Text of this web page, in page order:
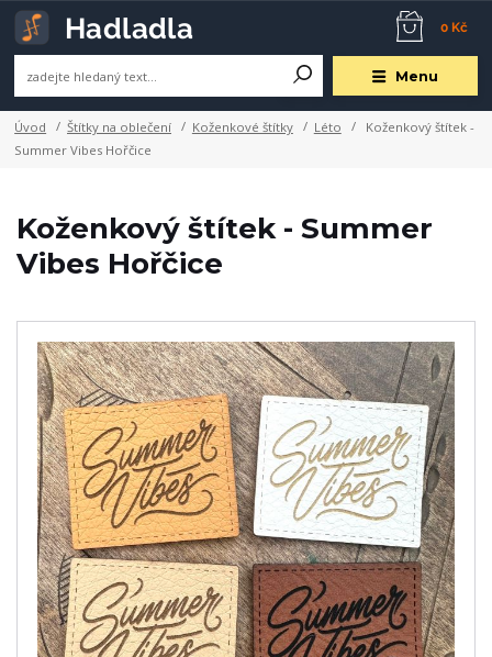
Menu
0 Kč
Úvod Štítky na oblečení Koženkové štítky Léto
Koženkový štítek -
Summer Vibes Hořčice
Koženkový štítek - Summer
Vibes Hořčice